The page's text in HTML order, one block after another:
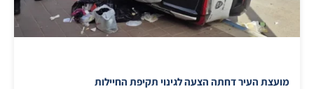
מועצת העיר דחתה הצעה לגינוי תקיפת החיילות